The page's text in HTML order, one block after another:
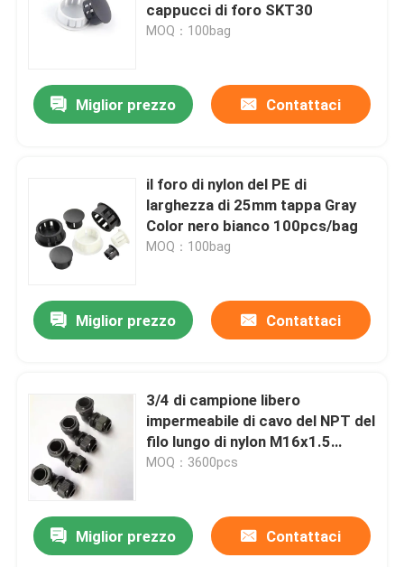
cappucci di foro SKT30
MOQ：100bag
Miglior prezzo Contattaci
il foro di nylon del PE di
larghezza di 25mm tappa Gray
Color nero bianco 100pcs/bag
MOQ：100bag
Miglior prezzo Contattaci
3/4 di campione libero
impermeabile di cavo del NPT del
filo lungo di nylon M16x1.5
PG13.5 della ghiandola
MOQ：3600pcs
Miglior prezzo Contattaci